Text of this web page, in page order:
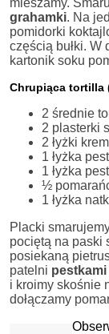
mieszamy.
grahamki. Na
pomidorki
częścią bułki. W
kartonik soku
Chrupiąca tortilla
2 średnie
2 plasterki
2 łyżki
1 łyżka
1 łyżka
½
1 łyżka
Placki
pociętą na paski
posiekaną
patelni pestkami
i kroimy skośnie
dołączamy